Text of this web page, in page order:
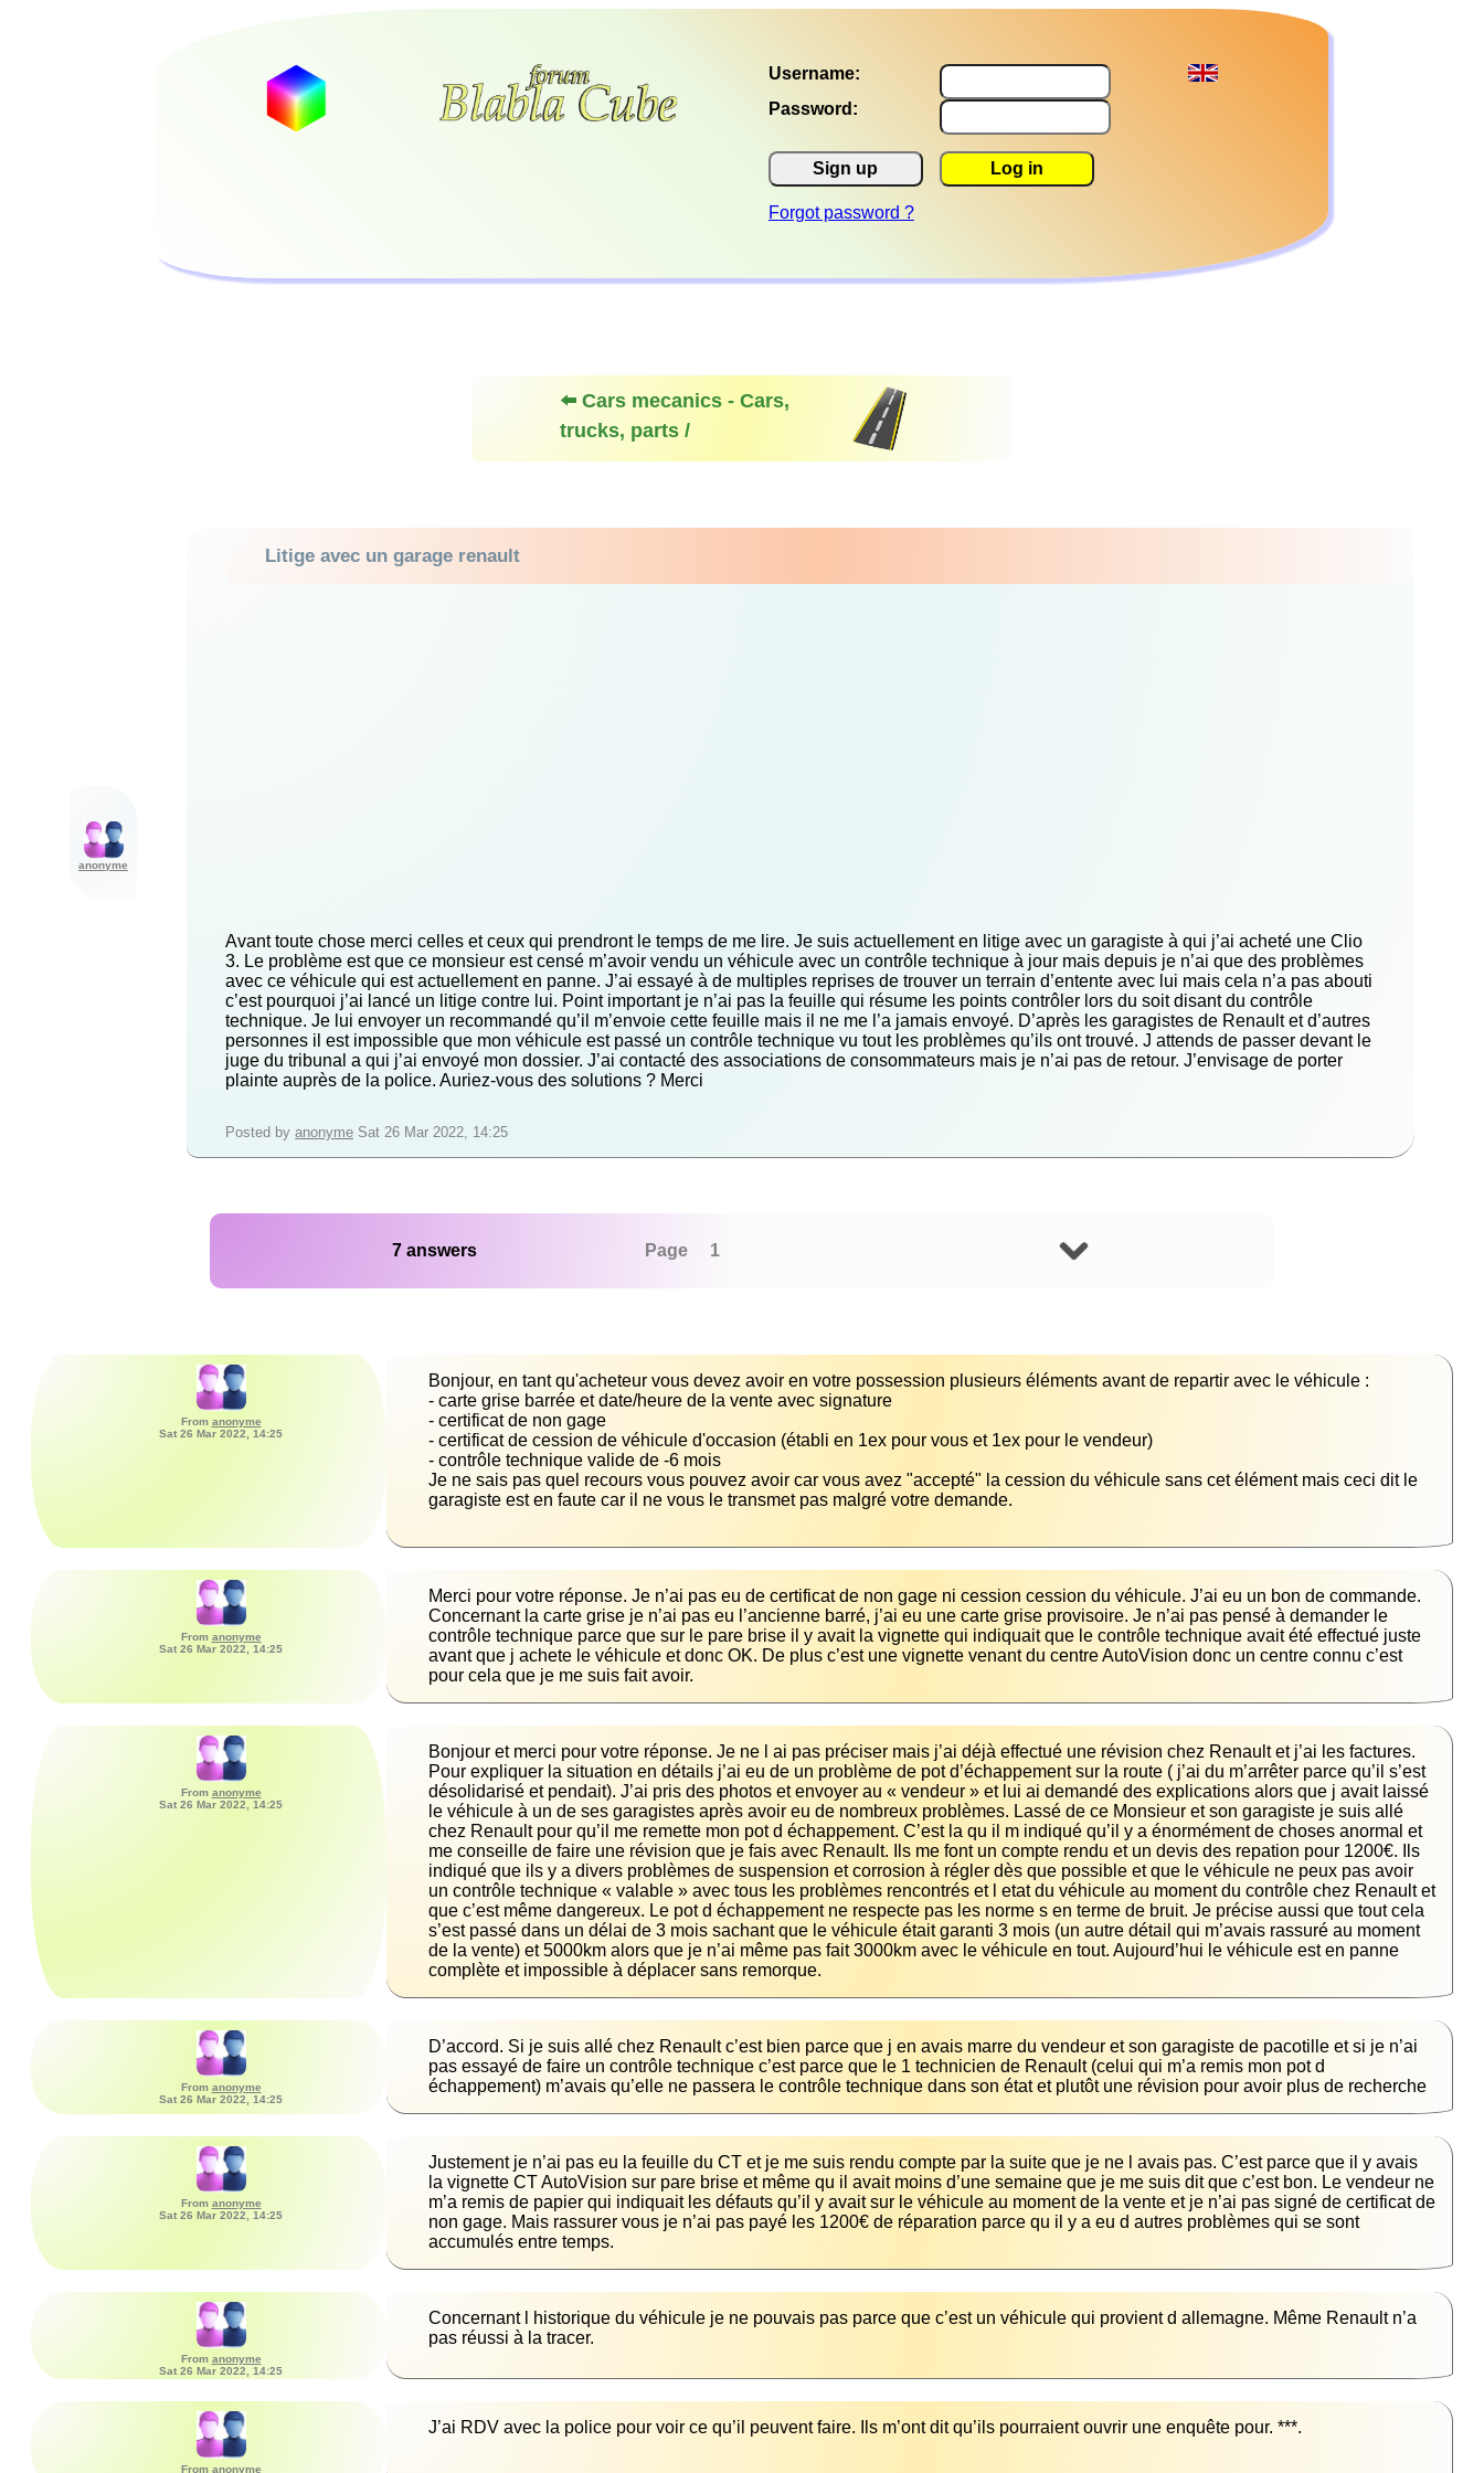
Username:
Password:
Sign up Log in
Forgot password ?
⬅️ Cars mecanics - Cars,
trucks, parts /
anonyme
Litige avec un garage renault
Avant toute chose merci celles et ceux qui prendront le temps de me lire. Je suis actuellement en litige avec un garagiste à qui j’ai acheté une Clio
3. Le problème est que ce monsieur est censé m’avoir vendu un véhicule avec un contrôle technique à jour mais depuis je n’ai que des problèmes
avec ce véhicule qui est actuellement en panne. J’ai essayé à de multiples reprises de trouver un terrain d’entente avec lui mais cela n’a pas abouti
c’est pourquoi j’ai lancé un litige contre lui. Point important je n’ai pas la feuille qui résume les points contrôler lors du soit disant du contrôle
technique. Je lui envoyer un recommandé qu’il m’envoie cette feuille mais il ne me l’a jamais envoyé. D’après les garagistes de Renault et d’autres
personnes il est impossible que mon véhicule est passé un contrôle technique vu tout les problèmes qu’ils ont trouvé. J attends de passer devant le
juge du tribunal a qui j’ai envoyé mon dossier. J’ai contacté des associations de consommateurs mais je n’ai pas de retour. J’envisage de porter
plainte auprès de la police. Auriez-vous des solutions ? Merci
Posted byanonyme Sat 26 Mar 2022, 14:25
7 answers Page 1
From anonyme
Sat 26 Mar 2022, 14:25
Je ne sais pas quel recours vous pouvez avoir car vous avez "accepté" la cession du véhicule sans cet élément mais ceci dit le
garagiste est en faute car il ne vous le transmet pas malgré votre demande.
From anonyme
Sat 26 Mar 2022, 14:25
Merci pour votre réponse. Je n’ai pas eu de certificat de non gage ni cession cession du véhicule. J’ai eu un bon de commande.
Concernant la carte grise je n’ai pas eu l’ancienne barré, j’ai eu une carte grise provisoire. Je n’ai pas pensé à demander le
contrôle technique parce que sur le pare brise il y avait la vignette qui indiquait que le contrôle technique avait été effectué juste
avant que j achete le véhicule et donc OK. De plus c’est une vignette venant du centre AutoVision donc un centre connu c’est
pour cela que je me suis fait avoir.
From anonyme
Sat 26 Mar 2022, 14:25
Bonjour et merci pour votre réponse. Je ne l ai pas préciser mais j’ai déjà effectué une révision chez Renault et j’ai les factures.
Pour expliquer la situation en détails j’ai eu de un problème de pot d’échappement sur la route ( j’ai du m’arrêter parce qu’il s’est
désolidarisé et pendait). J’ai pris des photos et envoyer au « vendeur » et lui ai demandé des explications alors que j avait laissé
le véhicule à un de ses garagistes après avoir eu de nombreux problèmes. Lassé de ce Monsieur et son garagiste je suis allé
chez Renault pour qu’il me remette mon pot d échappement. C’est la qu il m indiqué qu’il y a énormément de choses anormal et
me conseille de faire une révision que je fais avec Renault. Ils me font un compte rendu et un devis des repation pour 1200€. Ils
indiqué que ils y a divers problèmes de suspension et corrosion à régler dès que possible et que le véhicule ne peux pas avoir
un contrôle technique « valable » avec tous les problèmes rencontrés et l etat du véhicule au moment du contrôle chez Renault et
que c’est même dangereux. Le pot d échappement ne respecte pas les norme s en terme de bruit. Je précise aussi que tout cela
s’est passé dans un délai de 3 mois sachant que le véhicule était garanti 3 mois (un autre détail qui m’avais rassuré au moment
de la vente) et 5000km alors que je n’ai même pas fait 3000km avec le véhicule en tout. Aujourd’hui le véhicule est en panne
complète et impossible à déplacer sans remorque.
From anonyme
Sat 26 Mar 2022, 14:25
D’accord. Si je suis allé chez Renault c’est bien parce que j en avais marre du vendeur et son garagiste de pacotille et si je n’ai
pas essayé de faire un contrôle technique c’est parce que le 1 technicien de Renault (celui qui m’a remis mon pot d
échappement) m’avais qu’elle ne passera le contrôle technique dans son état et plutôt une révision pour avoir plus de recherche
From anonyme
Sat 26 Mar 2022, 14:25
Justement je n’ai pas eu la feuille du CT et je me suis rendu compte par la suite que je ne l avais pas. C’est parce que il y avais
la vignette CT AutoVision sur pare brise et même qu il avait moins d’une semaine que je me suis dit que c’est bon. Le vendeur ne
m’a remis de papier qui indiquait les défauts qu’il y avait sur le véhicule au moment de la vente et je n’ai pas signé de certificat de
non gage. Mais rassurer vous je n’ai pas payé les 1200€ de réparation parce qu il y a eu d autres problèmes qui se sont
accumulés entre temps.
From anonyme
Sat 26 Mar 2022, 14:25
Concernant l historique du véhicule je ne pouvais pas parce que c’est un véhicule qui provient d allemagne. Même Renault n’a
pas réussi à la tracer.
From anonyme
J’ai RDV avec la police pour voir ce qu’il peuvent faire. Ils m’ont dit qu’ils pourraient ouvrir une enquête pour. ***.